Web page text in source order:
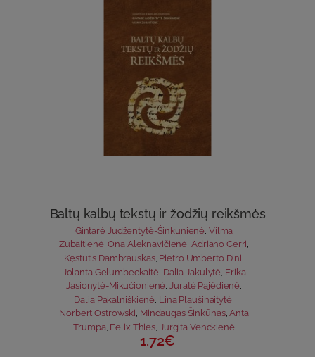
Baltų kalbų tekstų ir žodžių reikšmės
Gintarė Judžentytė-Šinkūnienė ,Vilma
Zubaitienė,Ona Aleknavičienė,Adriano Cerri,
Kęstutis Dambrauskas, Pietro Umberto Dini
Jolanta Gelumbeckaitė Dalia Jakulytė Erika
Jasionytė-Mikučionienė,Jūratė Pajėdienė,
Dalia Pakalniškienė Lina Plaušinaitytė
Norbert Ostrowski, Mindaugas Šinkūnas,Anta
Trumpa Felix Thies Jurgita Venckienė
1.72€